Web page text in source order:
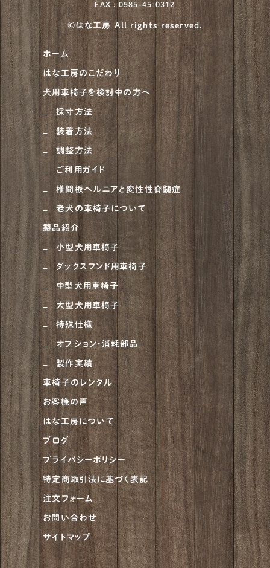
川上犬
柴犬 930
甲斐犬
紀州犬
大型犬 683
ニュージーランドヘディングドッグ
ベルジアン・タービュレン 1
オーストラリアンシェパード
ラブラドゥードル 1
ラフコリー 6
ナポリタンマスティフ 1
ブルーマスティフ 1
ハスキー
ゴールデンドゥードル
ピットブル
アメリカンブリー
チャウチャウ 2
ビアデッドコリー 2
グレートデーン 5
ベルジアンタービュレン 2
アイリッシュセッター 4
アフガンハウンド 1
アメリカンピットブルテリア
FAX : 0585-45-0312
©はな工房 All rights reserved.
ホーム
はな工房のこだわり
犬用車椅子を検討中の方へ
採寸方法
装着方法
調整方法
ご利用ガイド
椎間板ヘルニアと変性性脊髄症
老犬の車椅子について
製品紹介
小型犬用車椅子
ダックスフンド用車椅子
中型犬用車椅子
大型犬用車椅子
特殊仕様
オプション・消耗部品
製作実績
車椅子のレンタル
お客様の声
はな工房について
ブログ
プライバシーポリシー
特定商取引法に基づく表記
注文フォーム
お問い合わせ
サイトマップ